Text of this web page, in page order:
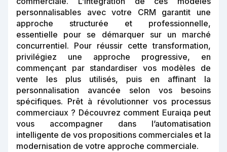
personnalisables avec votre CRM garantit une
approche structurée et professionnelle,
essentielle pour se démarquer sur un marché
concurrentiel. Pour réussir cette transformation,
privilégiez une approche progressive, en
commençant par standardiser vos modèles de
vente les plus utilisés, puis en affinant la
personnalisation avancée selon vos besoins
spécifiques. Prêt à révolutionner vos processus
commerciaux ? Découvrez comment Euraiqa peut
vous accompagner dans l’automatisation
intelligente de vos propositions commerciales et la
modernisation de votre approche commerciale.